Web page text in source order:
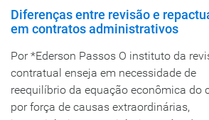
Diferenças entre revisão e
em contratos administrativos
Por *Ederson Passos O instituto da
contratual enseja em necessidade de
reequilíbrio da equação econômica do
por força de causas extraordinárias,